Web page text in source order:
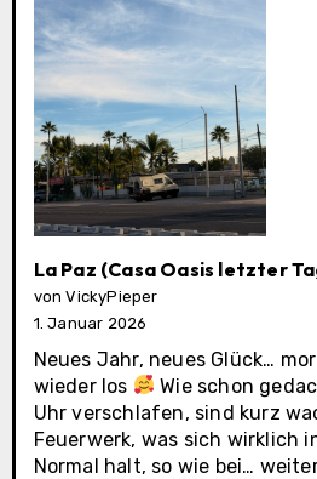
La Paz (Casa Oasis letzter
von VickyPieper
1. Januar 2026
Neues Jahr, neues Glück…
wieder los
Wie schon
Uhr verschlafen, sind kurz
Feuerwerk, was sich wirklich
Normal halt, so wie bei… La